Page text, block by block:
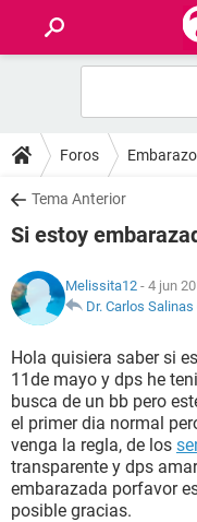
FOROS
SALUD
NUTRICIÓN
BIENESTAR
SEXUALIDAD
GLOSARIO
Foros Embarazo
Tema Anterior
Si estoy
Melissita12 - 4 jun
Dr. Carlos Salinas
Hola quisiera saber si
11de mayo y dps he
busca de un bb pero
el primer dia normal
venga la regla, de los
transparente y dps
embarazada porfavor
posible gracias.